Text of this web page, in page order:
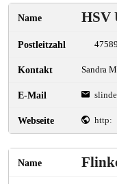
HSV
47589
Sandra
http: